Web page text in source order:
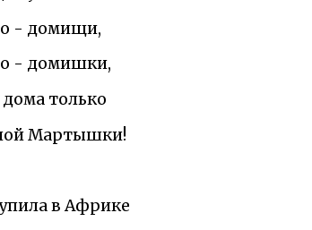
- домищи,
- домишки,
только
Мартышки!
в Африке